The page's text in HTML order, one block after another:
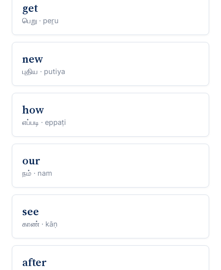
get
பெறு · peṟu
new
புதிய · putiya
how
எப்படி · eppaṭi
our
நம் · nam
see
காண் · kāṇ
after